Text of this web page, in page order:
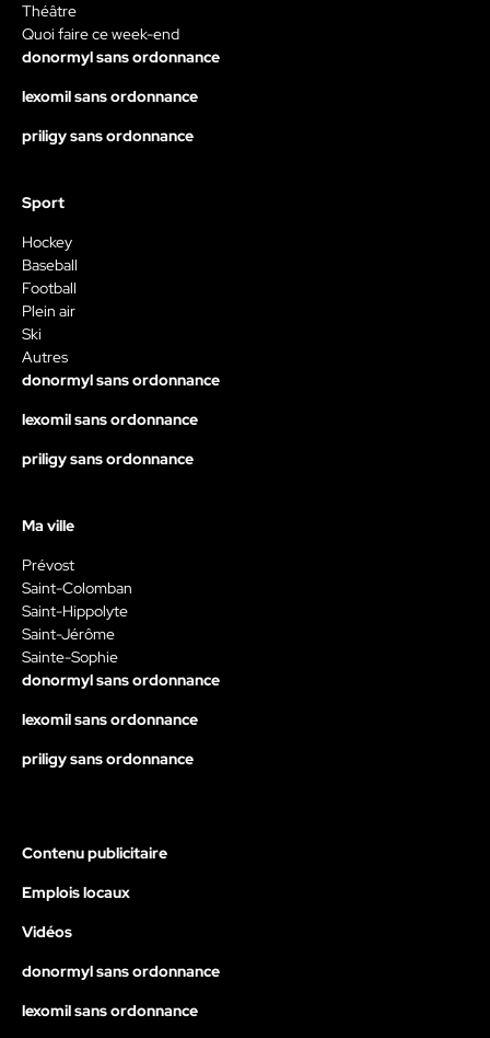
Théâtre
Quoi faire ce week-end
donormyl sans ordonnance
lexomil sans ordonnance
priligy sans ordonnance
Sport
Hockey
Baseball
Football
Plein air
Ski
Autres
donormyl sans ordonnance
lexomil sans ordonnance
priligy sans ordonnance
Ma ville
Prévost
Saint-Colomban
Saint-Hippolyte
Saint-Jérôme
Sainte-Sophie
donormyl sans ordonnance
lexomil sans ordonnance
priligy sans ordonnance
Contenu publicitaire
Emplois locaux
Vidéos
donormyl sans ordonnance
lexomil sans ordonnance